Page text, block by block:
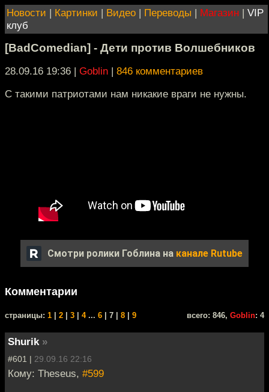
Новости | Картинки | Видео | Переводы | Магазин | VIP
клуб
[BadComedian] - Дети против Волшебников
28.09.16 19:36 | Goblin | 846 комментариев
С такими патриотами нам никакие враги не нужны.
Смотри ролики Гоблина на канале Rutube
Комментарии
cтраницы: 1 2 3 4... 6 | 7 | 8 9 всего: 846, Goblin: 4
Shurik »
#601 | 29.09.16 22:16
Кому: Theseus, #599